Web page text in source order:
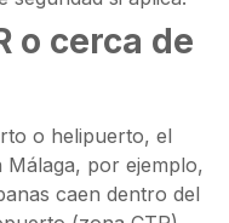
o cerca de
o helipuerto, el
por ejemplo,
caen dentro del